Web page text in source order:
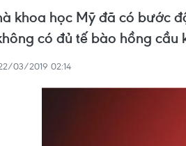
khoa học Mỹ đã có bước
có đủ tế bào hồng cầu
03/2019 02:14